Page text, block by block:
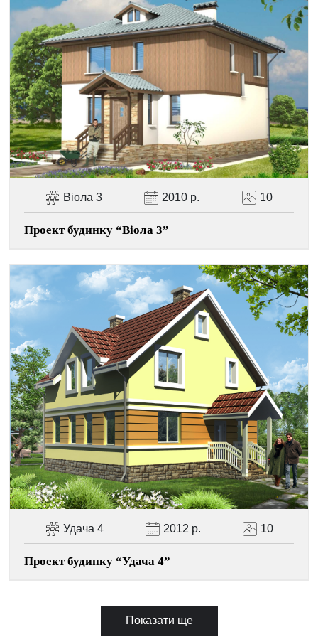
Facebook
ViberTelegramWhatsAppPinterest
Віола 3 2010 р. 10
Проект будинку “Віола 3”
Удача 4 2012 р. 10
Проект будинку “Удача 4”
Показати ще